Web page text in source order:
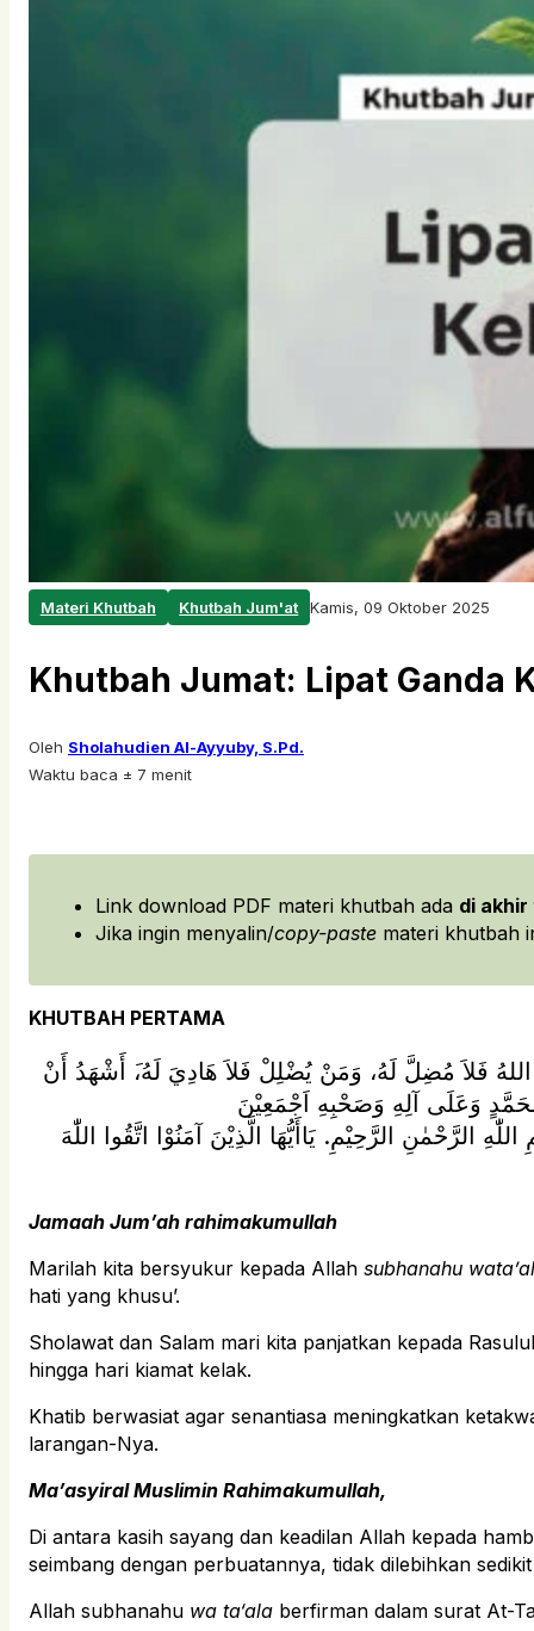
Materi Khutbah Khutbah Jum'at Kamis, 09 Oktober 2025
Khutbah Jumat: Lipat Ganda
Oleh Sholahudien Al-Ayyuby, S.Pd.
Waktu baca ± 7 menit
Link download PDF materi khutbah ada di
Jika ingin menyalin/copy-paste materi khutbah
KHUTBAH PERTAMA
فَلاَ مُضِلَّ لَهُ، وَمَنْ يُضْلِلْ فَلاَ هَادِيَ لَهُ،َ أَشْهَدُ أَنْ
الرَّحْمٰنِ الرَّحِيْمِ. يَاأَيُّهَا الَّذِيْنَ آمَنُوْا اتَّقُوا اللّٰهَ
Jamaah Jum’ah rahimakumullah
Marilah kita bersyukur kepada Allah subhanahu
hati yang khusu’.
Sholawat dan Salam mari kita panjatkan kepada
hingga hari kiamat kelak.
Khatib berwasiat agar senantiasa meningkatkan
larangan-Nya.
Ma’asyiral Muslimin Rahimakumullah,
Di antara kasih sayang dan keadilan Allah kepada
seimbang dengan perbuatannya, tidak dilebihkan
Allah subhanahu wa ta‘ala berfirman dalam surat At-